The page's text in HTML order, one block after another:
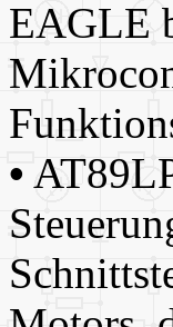
EAGLE
•